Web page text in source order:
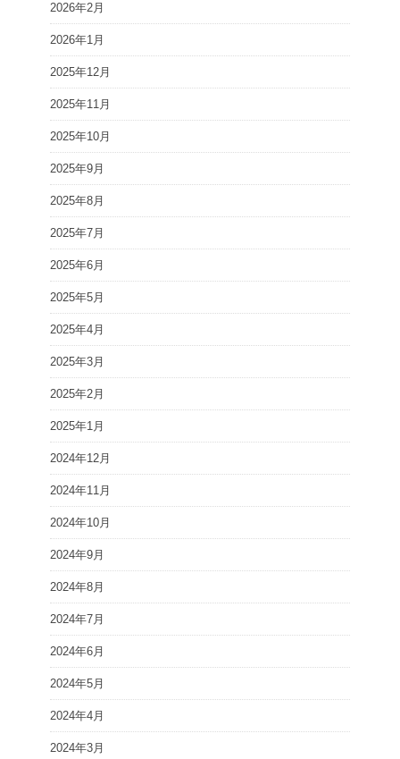
2026年2月
2026年1月
2025年12月
2025年11月
2025年10月
2025年9月
2025年8月
2025年7月
2025年6月
2025年5月
2025年4月
2025年3月
2025年2月
2025年1月
2024年12月
2024年11月
2024年10月
2024年9月
2024年8月
2024年7月
2024年6月
2024年5月
2024年4月
2024年3月